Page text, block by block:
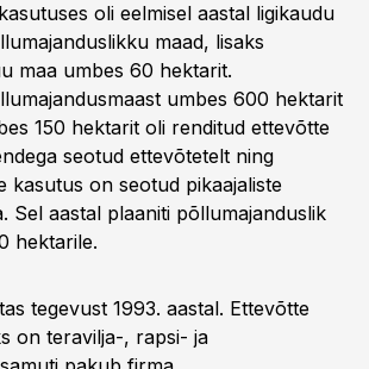
oli eelmisel aastal ligikaudu
maad, lisaks
maa umbes 60 hektarit.
umbes 600 hektarit
150 hektarit oli renditud ettevõtte
seotud ettevõtetelt ning
kasutus on seotud pikaajaliste
Sel aastal plaaniti põllumajanduslik
hektarile.
tegevust 1993. aastal. Ettevõtte
on teravilja-, rapsi- ja